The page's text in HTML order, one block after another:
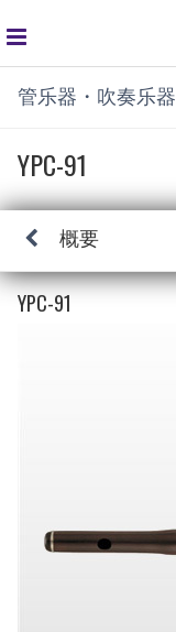
global
navigation
管乐器・吹奏乐器
YPC-91
概要
YPC-91